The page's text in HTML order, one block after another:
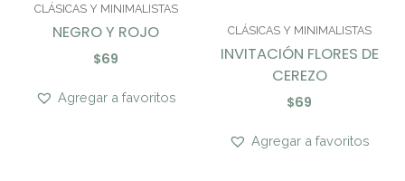
CLÁSICAS Y MINIMALISTAS
NEGRO Y ROJO
$69
Agregar a favoritos
CLÁSICAS Y MINIMALISTAS
INVITACIÓN FLORES DE
CEREZO
$69
Agregar a favoritos